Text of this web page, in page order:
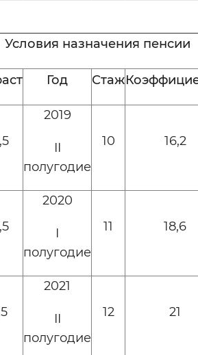
Условия назначения пенсии
Год Стаж
2019
II
полугодие
10 16,2
2020
I
полугодие
11 18,6
2021
II
полугодие
12 21